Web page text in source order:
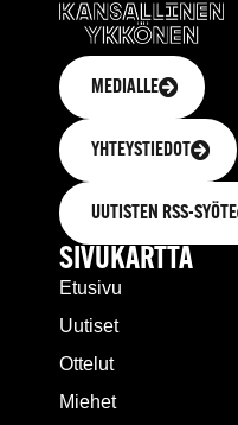
MEDIALLE
YHTEYSTIEDOT
UUTISTEN RSS-SYÖTE
SIVUKARTTA
Etusivu
Uutiset
Ottelut
Miehet